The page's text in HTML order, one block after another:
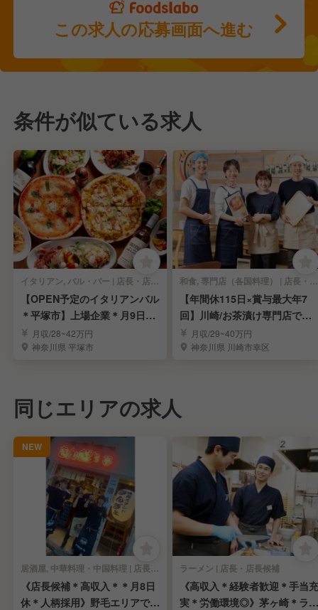
この求人の応募画面へ進む
条件が似ている求人
イタリアン, バル・バー | 店長・店長候補
【OPEN予定のイタリアンバル
＊平塚市】上場企業＊月9日休
み＊昇給年3回
月収/28~42万円
神奈川県 平塚市
和食, 専門店（各国料理） | 店長・店長候補
【年間休115日×賞与最大年7
回】川崎/お茶漬け専門店で店
長候補を募集
月収/29~40万円
神奈川県 川崎市幸区
同じエリアの求人
NEW
居酒屋, 中華料理・中国料理 | 店長・店長候補
《店長候補＊高収入＊＊月8日
休＊人柄採用》野毛エリアで根
ラーメン | 店長・店長候補
《高収入＊経験者歓迎＊手当充
実＊労働環境◎》茅ヶ崎＊ラー